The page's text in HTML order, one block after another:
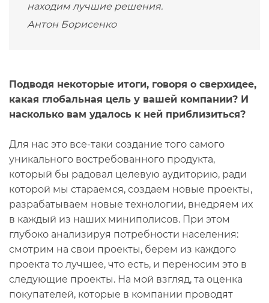
находим лучшие решения.
Антон Борисенко
Подводя некоторые итоги, говоря о сверхидее,
какая глобальная цель у вашей компании? И
насколько вам удалось к ней приблизиться?
Для нас это все-таки создание того самого
уникального востребованного продукта,
который бы радовал целевую аудиторию, ради
которой мы стараемся, создаем новые проекты,
разрабатываем новые технологии, внедряем их
в каждый из наших миниполисов. При этом
глубоко анализируя потребности населения:
смотрим на свои проекты, берем из каждого
проекта то лучшее, что есть, и переносим это в
следующие проекты. На мой взгляд, та оценка
покупателей, которые в компании проводят